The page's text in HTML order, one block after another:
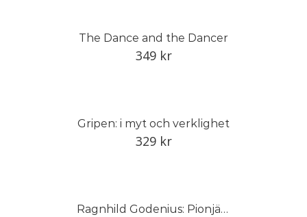
The Dance and the Dancer
349 kr
Gripen: i myt och verklighet
329 kr
Ragnhild Godenius: Pionjär inom svensk studiokeramik